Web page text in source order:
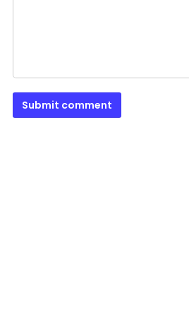
Submit comment